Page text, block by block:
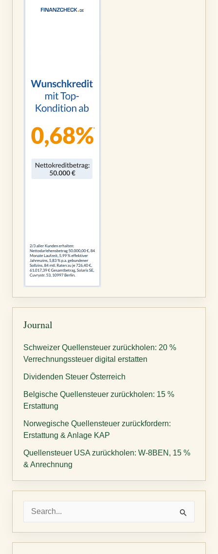
Journal
Schweizer Quellensteuer zurückholen: 20 %
Verrechnungssteuer digital erstatten
Dividenden Steuer Österreich
Belgische Quellensteuer zurückholen: 15 %
Erstattung
Norwegische Quellensteuer zurückfordern:
Erstattung & Anlage KAP
Quellensteuer USA zurückholen: W-8BEN, 15 %
& Anrechnung